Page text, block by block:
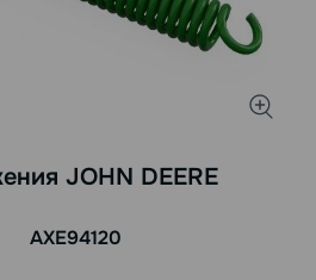
JOHN DEERE
AXE94120